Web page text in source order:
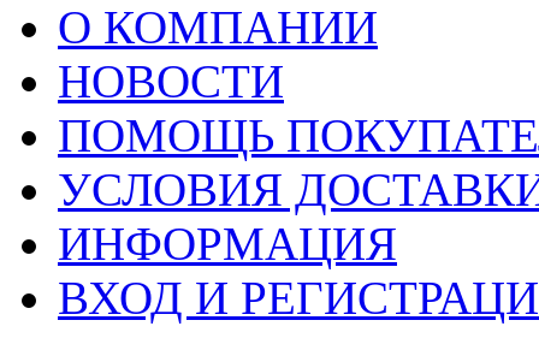
О КОМПАНИИ
НОВОСТИ
ПОМОЩЬ
УСЛОВИЯ
ИНФОРМАЦИЯ
ВХОД И